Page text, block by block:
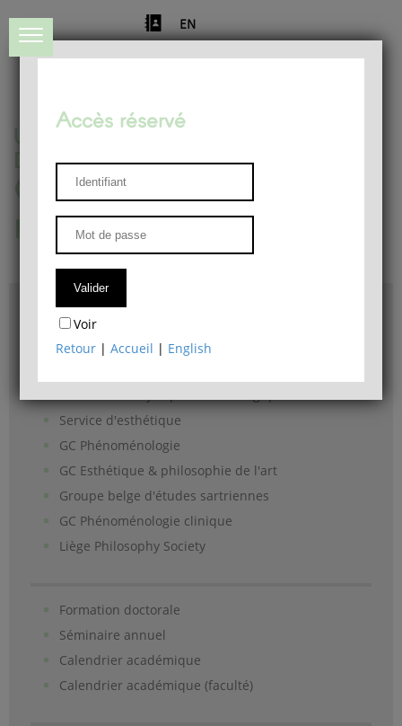
EN
Université de Liège
Département de philosophie
Centre de recherches
phénoménologiques
Accès & plans
Bibliothèque du Département de philosophie
Service d'esthétique
GC Phénoménologie
GC Esthétique & philosophie de l'art
Groupe belge d'études sartriennes
GC Phénoménologie clinique
Liège Philosophy Society
Formation doctorale
Séminaire annuel
Calendrier académique
Calendrier académique (faculté)
Accès réservé
Voir
Retour |Accueil | English